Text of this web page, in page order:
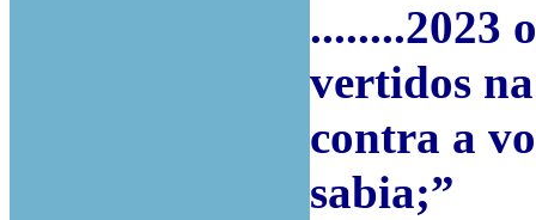
........2023
vertidos
contra a
sabia;”